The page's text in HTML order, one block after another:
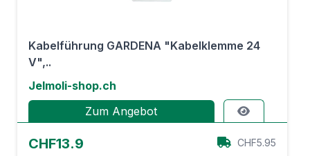
Kabelführung GARDENA "Kabelklemme 24
V",..
Jelmoli-shop.ch
Zum Angebot
CHF13.9 CHF5.95